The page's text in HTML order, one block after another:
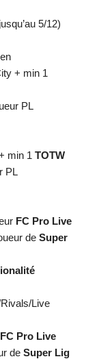
5/12)
+ min 1
PL
min 1 TOTW
PL
FC Pro Live
de Super
Live
FC Pro Live
de Super Lig